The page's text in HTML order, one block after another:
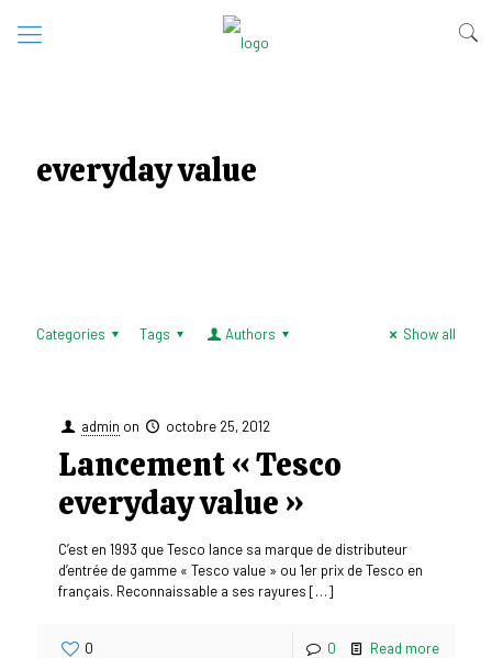
everyday value
Categories Tags Authors Show all
admin on octobre 25, 2012
Lancement « Tesco
everyday value »
C’est en 1993 que Tesco lance sa marque de distributeur
d’entrée de gamme « Tesco value » ou 1er prix de Tesco en
français. Reconnaissable a ses rayures […]
0 0 Read more